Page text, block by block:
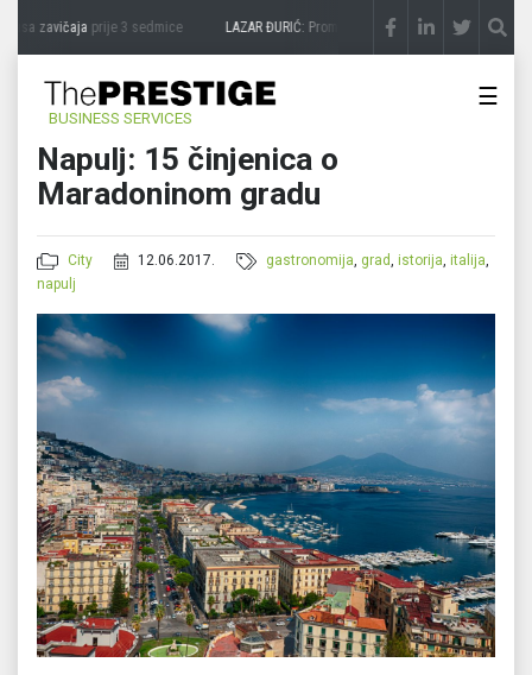
zavičajaprije 3 sedmice LAZAR ĐURIĆ: Promocija potencijal pretvara u
BUSINESS SERVICES
☰
Napulj: 15 činjenica o
Maradoninom gradu
City 12.06.2017. gastronomija, grad,istorija,italija,
napulj